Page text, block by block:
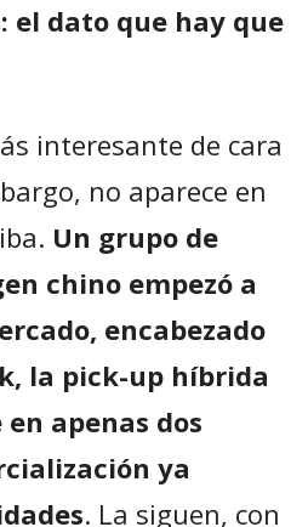
el dato que hay que
interesante de cara
no aparece en
Un grupo de
chino empezó a
encabezado
la pick-up híbrida
apenas dos
ya
. La siguen, con